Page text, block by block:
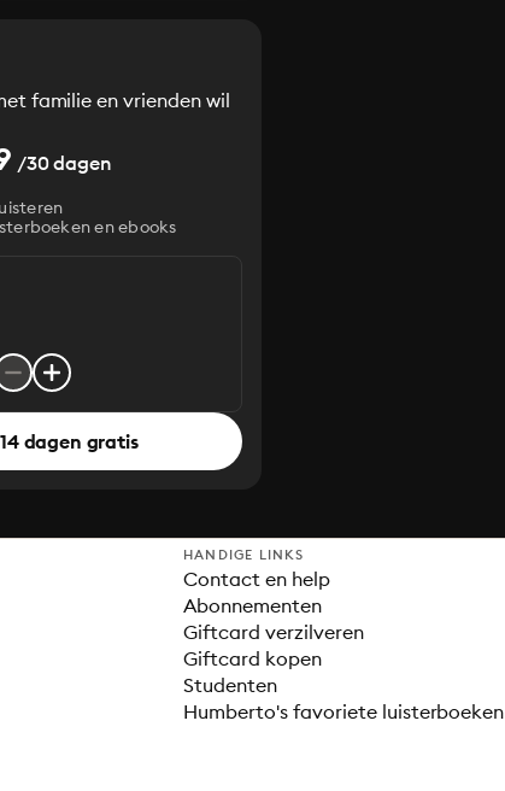
familie en vrienden wil
/30 dagen
en ebooks
dagen gratis
HANDIGE LINKS
Contact en help
Abonnementen
Giftcard verzilveren
Giftcard kopen
Studenten
Humberto's favoriete luisterboeken